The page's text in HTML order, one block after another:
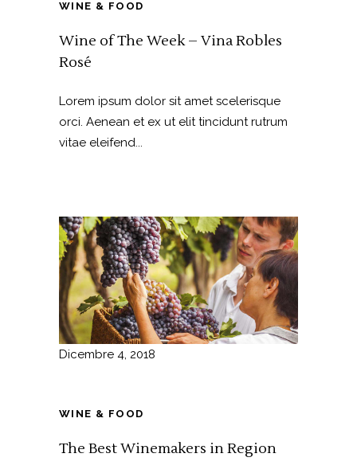
WINE & FOOD
Wine of The Week – Vina Robles
Rosé
Lorem ipsum dolor sit amet scelerisque
orci. Aenean et ex ut elit tincidunt rutrum
vitae eleifend...
Dicembre 4, 2018
WINE & FOOD
The Best Winemakers in Region